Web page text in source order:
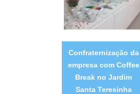
Confraternização da
empresa com Coffee
Break no Jardim
Santa Teresinha